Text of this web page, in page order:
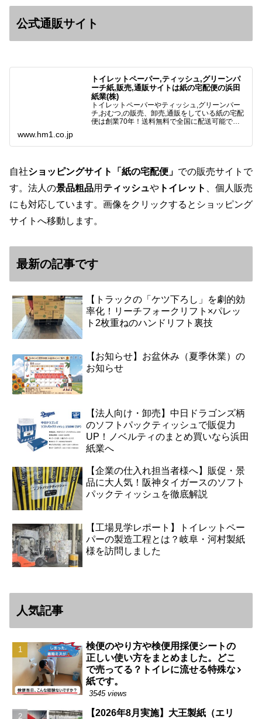
公式通販サイト
トイレットペーパー,ティッシュ,グリーンパ
ーチ紙,販売,通販サイトは紙の宅配便の浜田
紙業(株)
トイレットペーパーやティッシュ,グリーンパー
チ,おむつ,の販売、卸売,通販をしている紙の宅配
便は創業70年！送料無料で全国に配送可能で
様と歩んでまいりま…
www.hm1.co.jp
自社ショッピングサイト「紙の宅配便」 での販売サイトで
す。法人の景品粗品用 ティッシュや トイレット
、個人販売
にも対応しています。画像をクリックするとショッピング
サイトへ移動します。
最新の記事です
【トラックの「ケツ下ろし」を劇的効
率化！リーチフォークリフト×パレッ
ト2枚重ねのハンドリフト裏技
【お知らせ】お盆休み（夏季休業）の
お知らせ
【法人向け・卸売】中日ドラゴンズ柄
のソフトパックティッシュで販促力
UP！ノベルティのまとめ買いなら浜田
紙業へ
【企業の仕入れ担当者様へ】販促・景
品に大人気！阪神タイガースのソフト
パックティッシュを徹底解説
【工場見学レポート】トイレットペー
パーの製造工程とは？岐阜・河村製紙
様を訪問しました
人気記事
検便のやり方や検便用採便シートの
正しい使い方をまとめました。どこ
で売ってる？トイレに流せる特殊な
紙です。
3545 views
【2026年8月実施】大王製紙（エリ